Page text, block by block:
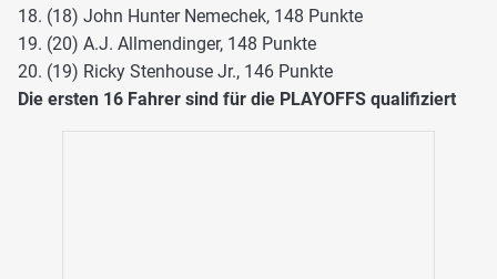
18. (18) John Hunter Nemechek, 148 Punkte
19. (20) A.J. Allmendinger, 148 Punkte
20. (19) Ricky Stenhouse Jr., 146 Punkte
Die ersten 16 Fahrer sind für die PLAYOFFS qualifiziert